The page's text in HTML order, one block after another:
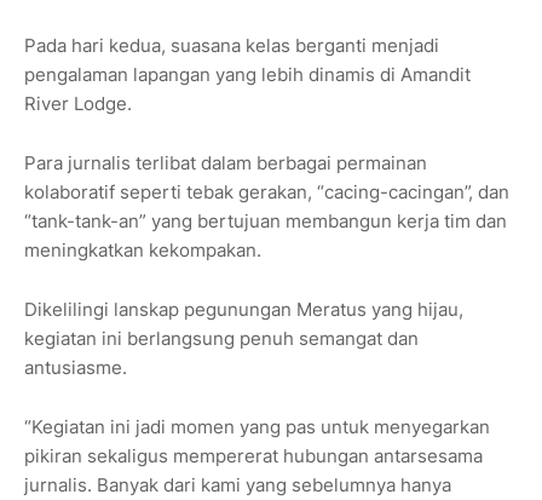
Pada hari kedua, suasana kelas berganti menjadi
pengalaman lapangan yang lebih dinamis di Amandit
River Lodge.
Para jurnalis terlibat dalam berbagai permainan
kolaboratif seperti tebak gerakan, “cacing-cacingan”, dan
“tank-tank-an” yang bertujuan membangun kerja tim dan
meningkatkan kekompakan.
Dikelilingi lanskap pegunungan Meratus yang hijau,
kegiatan ini berlangsung penuh semangat dan
antusiasme.
“Kegiatan ini jadi momen yang pas untuk menyegarkan
pikiran sekaligus mempererat hubungan antarsesama
jurnalis. Banyak dari kami yang sebelumnya hanya